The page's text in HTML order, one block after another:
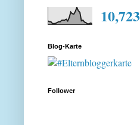
10,723
Blog-Karte
Follower